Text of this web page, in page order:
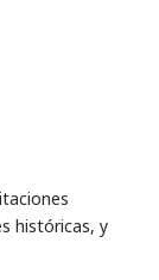
históricas, y